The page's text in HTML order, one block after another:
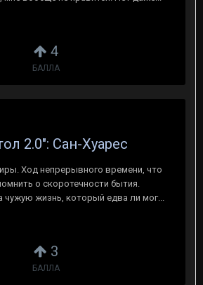
4
БАЛЛА
3
БАЛЛА
2.0": Сан-Хуарес
Ход непрерывного времени, что
о скоротечности бытия.
жизнь, который едва ли мог...